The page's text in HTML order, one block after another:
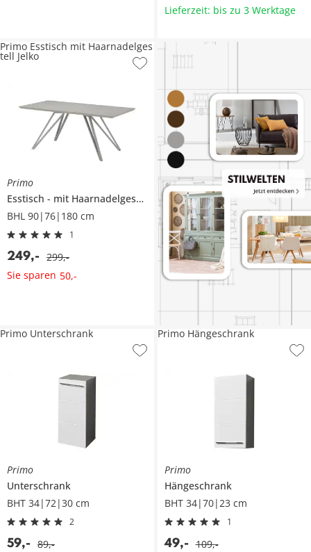
Lieferzeit: bis zu 3 Werktage
Primo
Esstisch
mit Haarnadelgestell
Jelko
BHL 90|76|180 cm
1
249,- 299,-
Sie sparen 50,-
Primo Esstisch mit Haarnadelges
tell Jelko
Primo
Unterschrank
BHT 34|72|30 cm
2
59,- 89,-
Primo Unterschrank
Primo
Hängeschrank
BHT 34|70|23 cm
1
49,- 109,-
Primo Hängeschrank